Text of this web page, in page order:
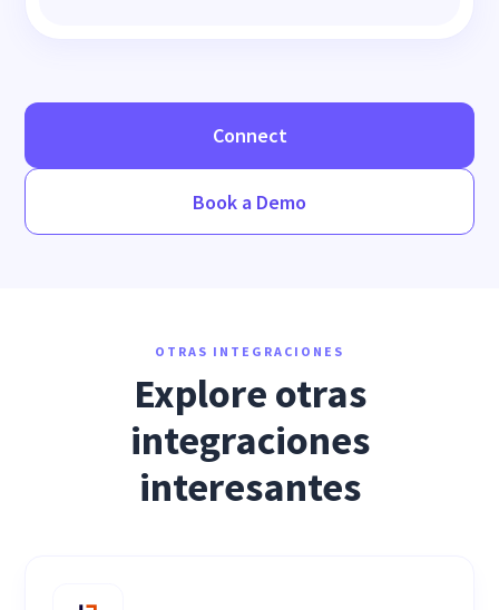
Connect
Book a Demo
OTRAS INTEGRACIONES
Explore otras
integraciones
interesantes